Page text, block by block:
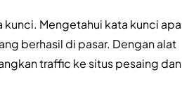
Mengetahui kata kunci apa
berhasil di pasar. Dengan alat
traffic ke situs pesaing dan